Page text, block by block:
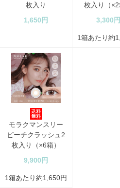
枚入り
1,650円
枚入り（×2
3,300円
1箱あたり約
モラクマンスリー
ピーチクラッシュ2
枚入り（×6箱）
9,900円
1箱あたり約1,650円